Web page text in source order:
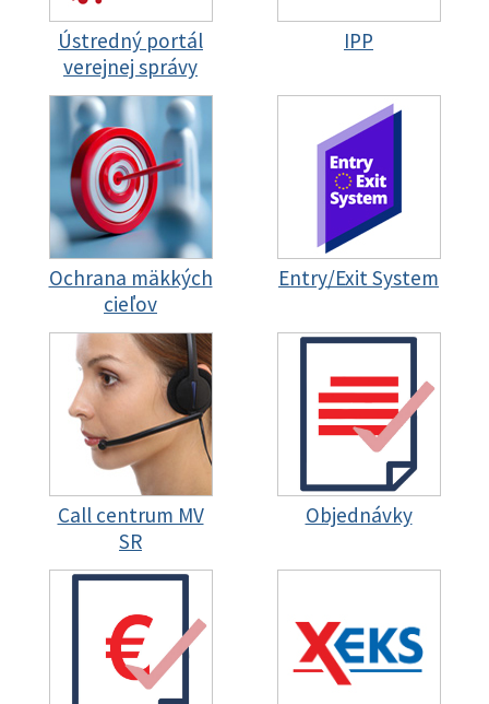
Ústredný portál
verejnej správy
IPP
Ochrana mäkkých
cieľov
Entry/Exit System
Call centrum MV
SR
Objednávky